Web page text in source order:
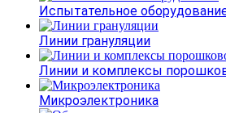
Испытательное
Линии грануляции
Линии и комплексы
Микроэлектроника